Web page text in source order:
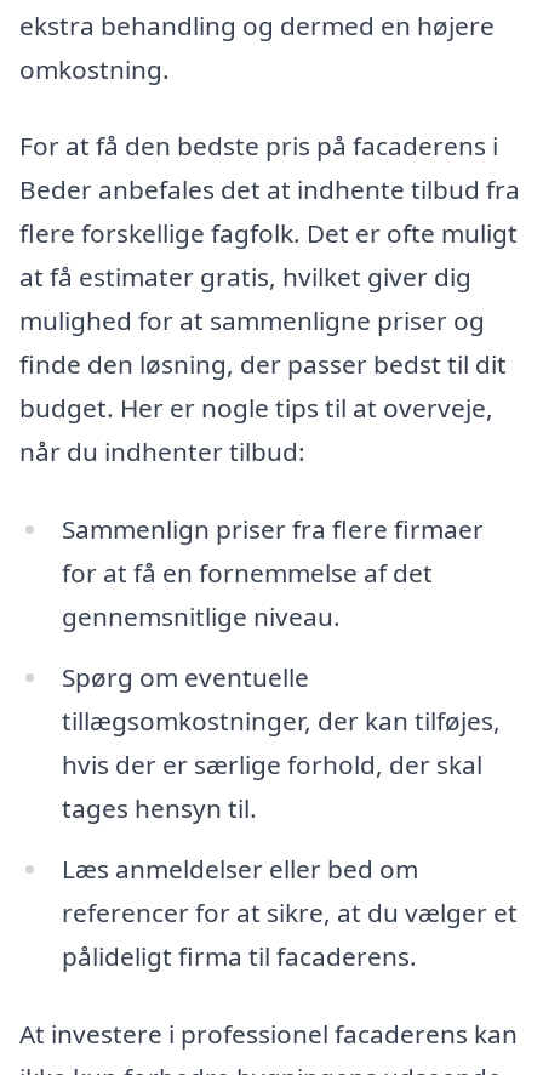
ekstra behandling og dermed en højere
omkostning.
For at få den bedste pris på facaderens i
Beder anbefales det at indhente tilbud fra
flere forskellige fagfolk. Det er ofte muligt
at få estimater gratis, hvilket giver dig
mulighed for at sammenligne priser og
finde den løsning, der passer bedst til dit
budget. Her er nogle tips til at overveje,
når du indhenter tilbud:
Sammenlign priser fra flere firmaer
for at få en fornemmelse af det
gennemsnitlige niveau.
Spørg om eventuelle
tillægsomkostninger, der kan tilføjes,
hvis der er særlige forhold, der skal
tages hensyn til.
Læs anmeldelser eller bed om
referencer for at sikre, at du vælger et
pålideligt firma til facaderens.
At investere i professionel facaderens kan